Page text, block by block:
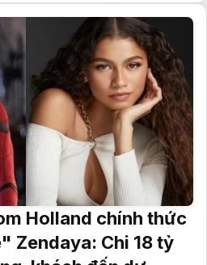
Holland chính thức
Zendaya: Chi 18 tỷ